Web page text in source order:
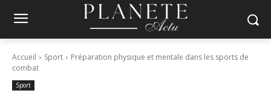
Accueil Sport
Préparation physique et mentale dans les sports de
combat
Sport